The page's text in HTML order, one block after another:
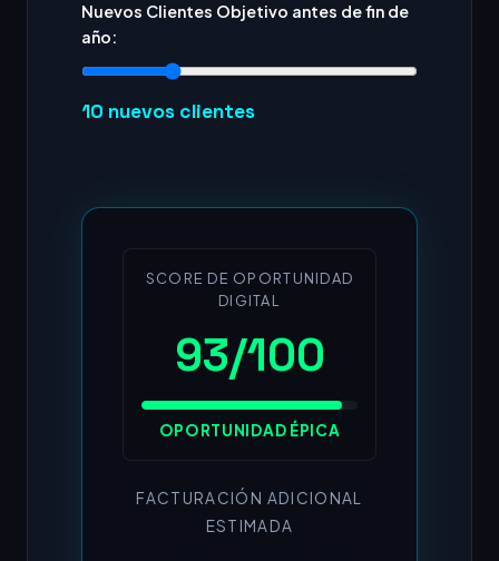
Nuevos Clientes Objetivo antes de fin de
año:
10 nuevos clientes
SCORE DE OPORTUNIDAD
DIGITAL
93/100
OPORTUNIDAD ÉPICA
FACTURACIÓN ADICIONAL
ESTIMADA